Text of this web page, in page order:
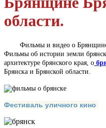
области.
Фильмы и видео о Брянщине,
Фильмы об истории земли
архитектуре брянского края, о
Брянска и Брянской области.
Фестиваль уличного кино